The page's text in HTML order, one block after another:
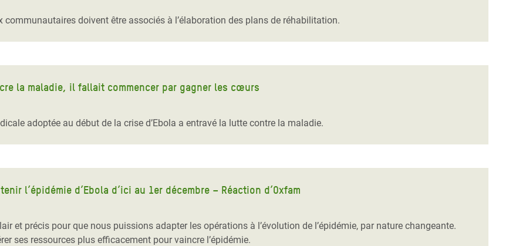
doivent être associés à l’élaboration des plans de réhabilitation.
la maladie, il fallait commencer par gagner les cœurs
adoptée au début de la crise d’Ebola a entravé la lutte contre la maladie.
l’épidémie d’Ebola d’ici au 1er décembre – Réaction d’Oxfam
et précis pour que nous puissions adapter les opérations à l’évolution de l’épidémie, par nature changeante.
ses ressources plus efficacement pour vaincre l’épidémie.